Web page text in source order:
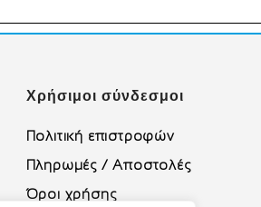
Χρήσιμοι σύνδεσμοι
Πολιτική επιστροφών
Πληρωμές / Αποστολές
Όροι χρήσης